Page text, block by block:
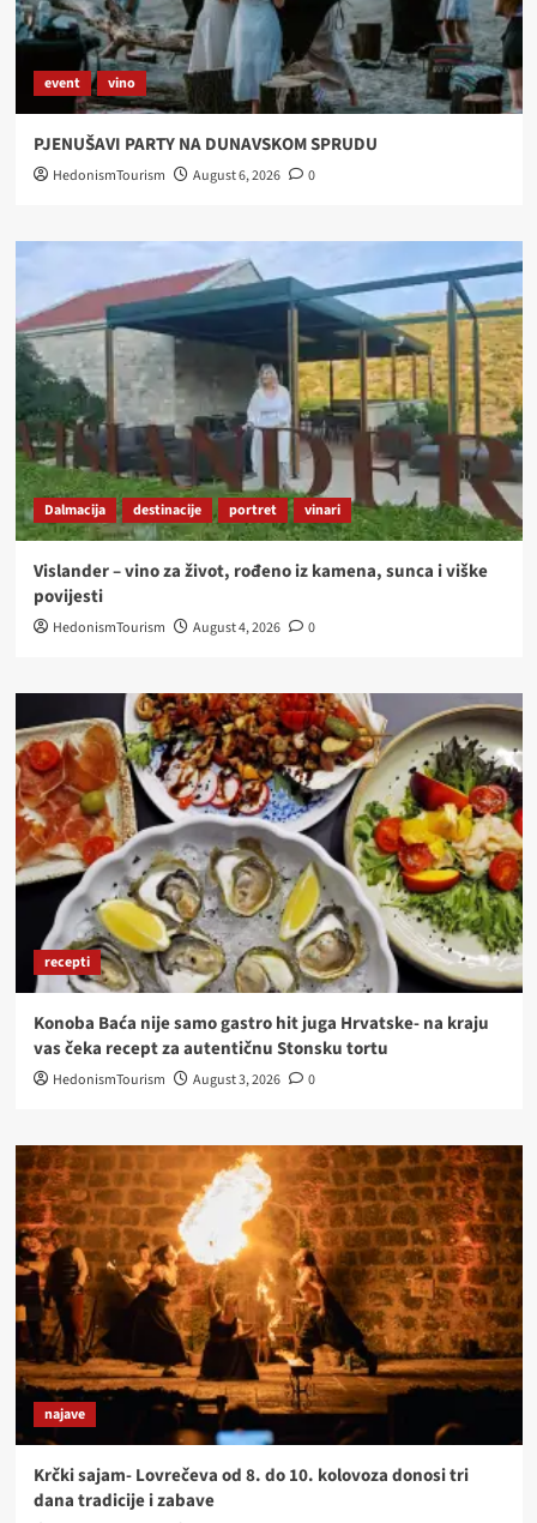
event vino
PJENUŠAVI PARTY NA DUNAVSKOM SPRUDU
HedonismTourism August 6, 2026 0
Dalmacija destinacije portret vinari
Vislander – vino za život, rođeno iz kamena, sunca i viške
povijesti
HedonismTourism August 4, 2026 0
recepti
Konoba Baća nije samo gastro hit juga Hrvatske- na kraju
vas čeka recept za autentičnu Stonsku tortu
HedonismTourism August 3, 2026 0
najave
Krčki sajam- Lovrečeva od 8. do 10. kolovoza donosi tri
dana tradicije i zabave